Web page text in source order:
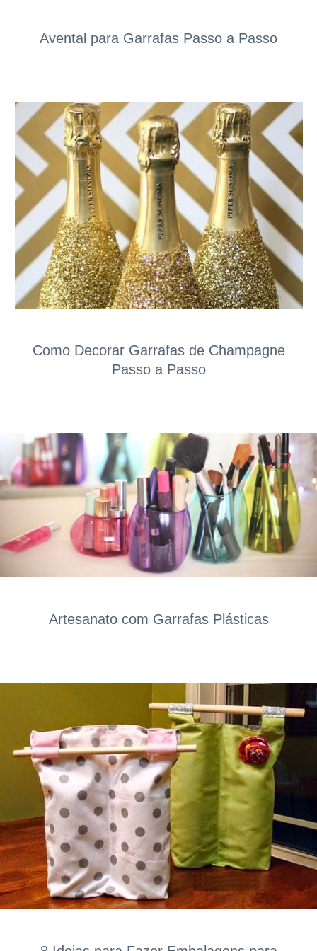
Avental para Garrafas Passo a Passo
Como Decorar Garrafas de Champagne
Passo a Passo
Artesanato com Garrafas Plásticas